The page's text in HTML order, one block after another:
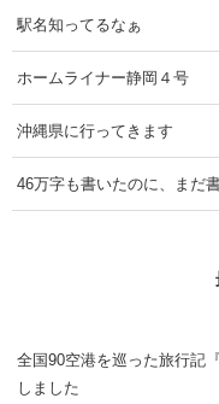
駅名知ってるなぁ
ホームライナー静岡４号
沖縄県に行ってきます
46万字も書いたのに、まだ
全国90空港を巡った旅行記
しました